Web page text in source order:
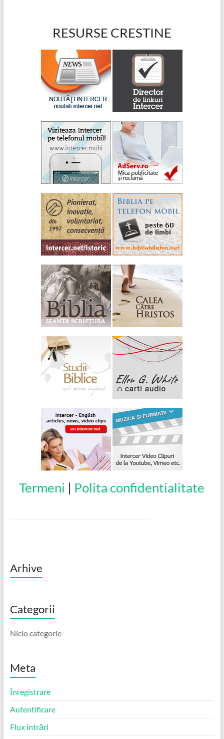
RESURSE CRESTINE
Termeni | Polita confidentialitate
Arhive
Categorii
Nicio categorie
Meta
Înregistrare
Autentificare
Flux intrări